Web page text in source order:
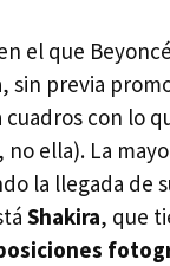
el que
sin previa
con lo
ella). La
la llegada de
Shakira, que